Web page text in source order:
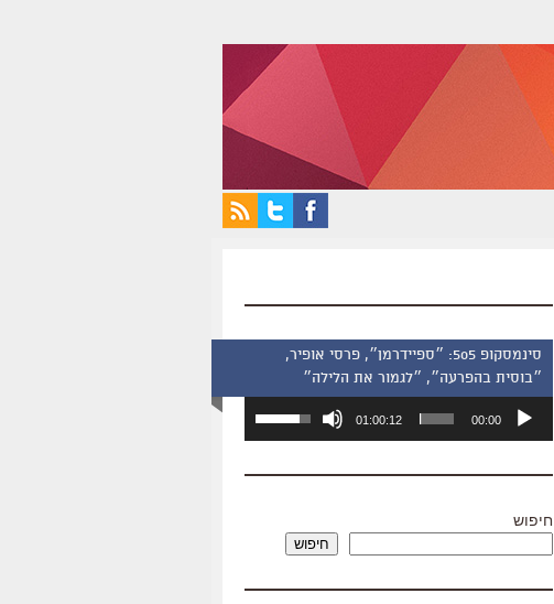
סינמסקופ 505: ״ספיידרמן״, פרסי אופיר,
״בוסית בהפרעה״, ״לגמור את הלילה״
אודיו
00:00
01:00:12
השתמש
כדי
שמע.
חיפוש
חיפוש